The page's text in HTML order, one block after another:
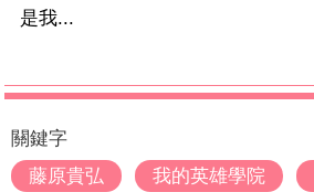
是我...
關鍵字
藤原貴弘
我的英雄學院